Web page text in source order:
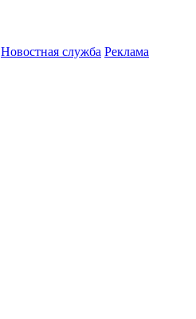
Новостная служба Реклама